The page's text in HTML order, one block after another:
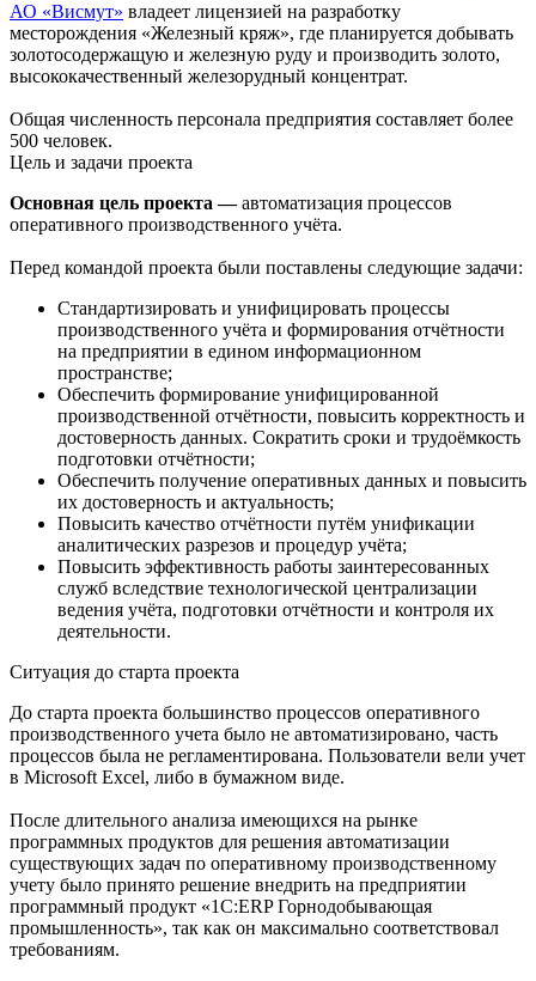
АО «Висмут» владеет лицензией на разработку
месторождения «Железный кряж», где планируется добывать
золотосодержащую и железную руду и производить золото,
высококачественный железорудный концентрат.
Общая численность персонала предприятия составляет более
500 человек.
Цель и задачи проекта
Основная цель проекта —автоматизация процессов
оперативного производственного учёта.
Перед командой проекта были поставлены следующие задачи:
Стандартизировать и унифицировать процессы
производственного учёта и формирования отчётности
на предприятии в едином информационном
пространстве;
Обеспечить формирование унифицированной
производственной отчётности, повысить корректность и
достоверность данных. Сократить сроки и трудоёмкость
подготовки отчётности;
Обеспечить получение оперативных данных и повысить
их достоверность и актуальность;
Повысить качество отчётности путём унификации
аналитических разрезов и процедур учёта;
Повысить эффективность работы заинтересованных
служб вследствие технологической централизации
ведения учёта, подготовки отчётности и контроля их
деятельности.
Ситуация до старта проекта
До старта проекта большинство процессов оперативного
производственного учета было не автоматизировано, часть
процессов была не регламентирована. Пользователи вели учет
в Microsoft Exсel, либо в бумажном виде.
После длительного анализа имеющихся на рынке
программных продуктов для решения автоматизации
существующих задач по оперативному производственному
учету было принято решение внедрить на предприятии
программный продукт «1С:ERP Горнодобывающая
промышленность», так как он максимально соответствовал
требованиям.